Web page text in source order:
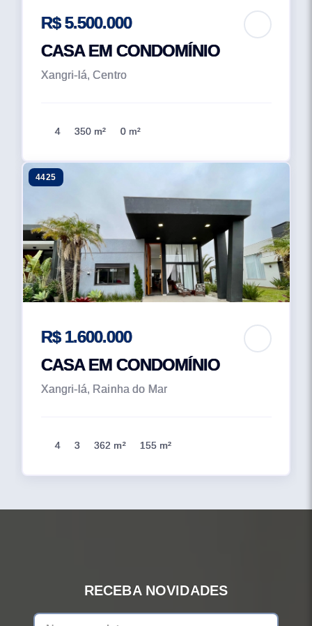
R$ 5.500.000
CASA EM CONDOMÍNIO
Xangri-lá, Centro
4 350 m² 0 m²
4425
R$ 1.600.000
CASA EM CONDOMÍNIO
Xangri-lá, Rainha do Mar
4 3 362 m² 155 m²
RECEBA NOVIDADES